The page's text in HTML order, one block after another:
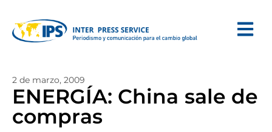
2 de marzo, 2009
ENERGÍA: China sale de
compras